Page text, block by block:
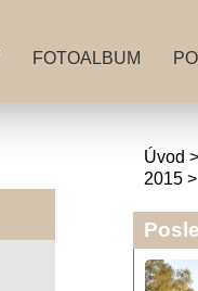
FOTOALBUM
Úvod
2015